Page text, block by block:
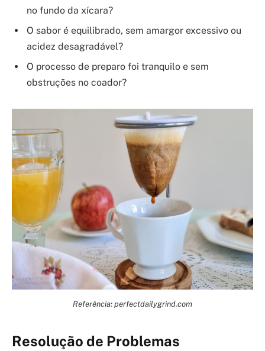
no fundo da xícara?
O sabor é equilibrado, sem amargor excessivo ou
acidez desagradável?
O processo de preparo foi tranquilo e sem
obstruções no coador?
Referência: perfectdailygrind.com
Resolução de Problemas